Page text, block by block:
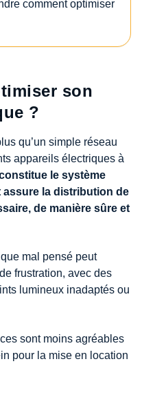
comment optimiser
son
?
qu’un simple réseau
appareils électriques à
le système
la distribution de
de manière sûre et
mal pensé peut
frustration, avec des
lumineux inadaptés ou
sont moins agréables
pour la mise en location